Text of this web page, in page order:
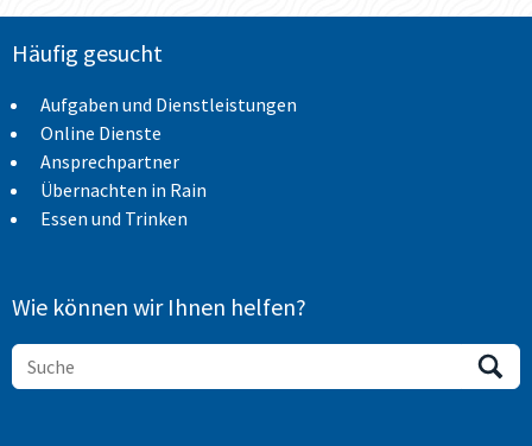
Häufig gesucht
Aufgaben und Dienstleistungen
Online Dienste
Ansprechpartner
Übernachten in Rain
Essen und Trinken
Wie können wir Ihnen helfen?